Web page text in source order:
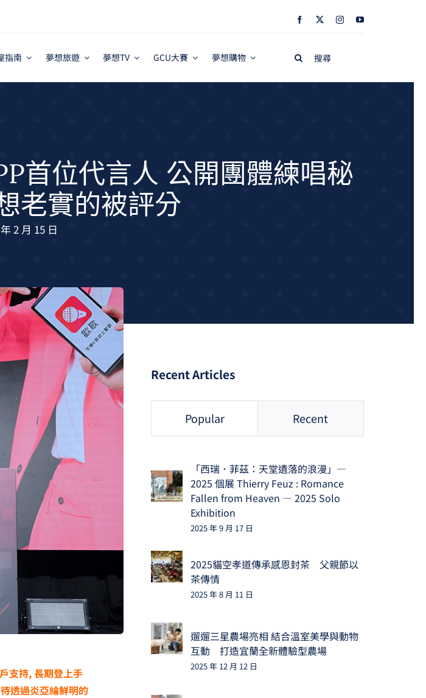
指南 夢想旅遊 夢想TV GCU大賽 夢想購物
Search
首位代言人 公開團體練唱秘
老實的被評分
2 月 15 日
支持, 長期登上手
透過炎亞綸鮮明的
Recent Articles
Popular Recent
「西瑞．菲茲：天堂遺落的浪漫」—
2025 個展 Thierry Feuz : Romance
Fallen from Heaven — 2025 Solo
Exhibition
2025 年 9 月 17 日
2025貓空孝道傳承感恩封茶 父親節以
茶傳情
2025 年 8 月 11 日
遛遛三星農場亮相 結合溫室美學與動物
互動 打造宜蘭全新體驗型農場
2025 年 12 月 12 日